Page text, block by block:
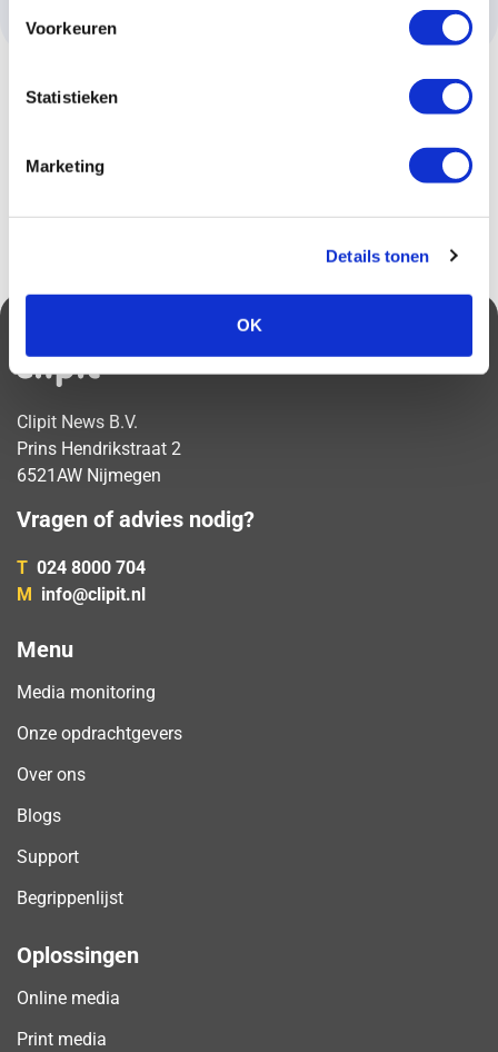
Voorkeuren
Statistieken
Marketing
Details tonen
OK
uitbreiden met internationale monitoring? In één
oogopslag heb je inzicht in je nationale en
Clipit News B.V.
Prins Hendrikstraat 2
6521AW Nijmegen
Vragen of advies nodig?
T 024 8000 704
M
info@clipit.nl
Menu
Media monitoring
Onze opdrachtgevers
Over ons
Blogs
Support
Begrippenlijst
Oplossingen
Online media
Print media